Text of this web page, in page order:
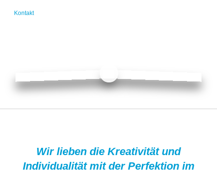
Kontakt
Wir lieben die Kreativität und
Individualität mit der Perfektion im